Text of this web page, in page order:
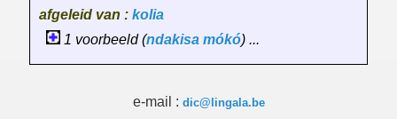
afgeleid van : kolia
1 voorbeeld (ndakisa mókó) ...
e-mail : dic@lingala.be